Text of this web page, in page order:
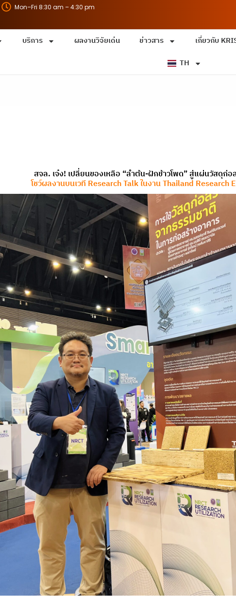
Mon–Fri 8:30 am – 4:30 pm
บริการ ผลงานวิจัยเด่น ข่าวสาร เกี่ยวกับ
TH
สจล. เจ๋ง! เปลี่ยนของเหลือ “ลำต้น-ฝักข้าวโพด” สู่แผ่นวัสดุก่อ
โชว์ผลงานบนเวที Research Talk ในงาน Thailand Research